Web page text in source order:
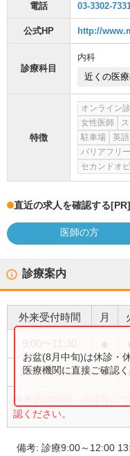
電話 03-3302-
公式HP http://
診療科目
内科
近くの医
特徴
オンライン
女性医師
駐車場
英語
バリアフリー
セカンドオ
直近の求人を確認する[PR]
医師の方
診療案内
外来受付時間 月
13:00〜16:30 ●
外来受付時間・内容等に
認ください。
お盆(8月中旬)は休診・
医療機関に直接ご確認く
備考:診療9:00～12:00